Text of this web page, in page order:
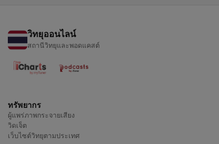
วิทยุออนไลน์
สถานีวิทยุและพอดแคสต์
ทรัพยากร
ผู้แพร่ภาพกระจายเสียง
วิดเจ็ต
เว็บไซต์วิทยุตามประเทศ